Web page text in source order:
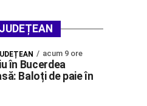
acum 9 ore
în Bucerdea
Baloți de paie în